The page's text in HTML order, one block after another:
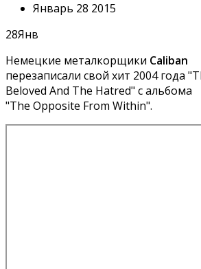
Январь 28 2015
28Янв
Немецкие металкорщики Caliban
перезаписали свой хит 2004 года
Beloved And The Hatred" с альбома
"The Opposite From Within".